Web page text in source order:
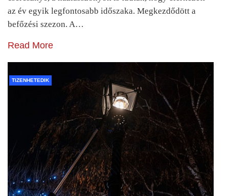
az év egyik legfontosabb időszaka. Megkezdődött a
befőzési szezon. A…
Read More
TIZENHETEDIK